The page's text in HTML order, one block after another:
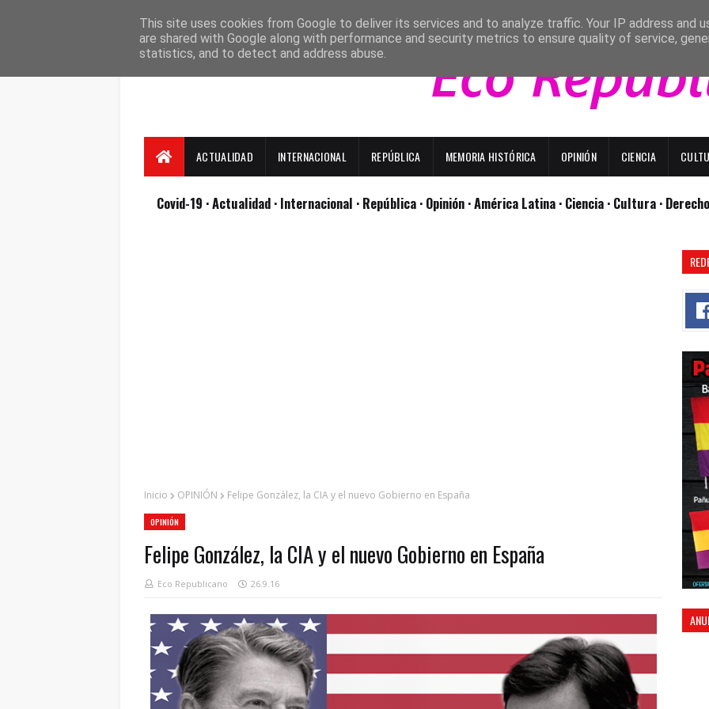
ACTUALIDAD INTERNACIONAL REPÚBLICA MEMORIA HISTÓRICA OPINIÓN CIENCIA
Covid-19 · Actualidad · Internacional · República · Opinión · América Latina · Ciencia · Cultura ·
Inicio OPINIÓN Felipe González, la CIA y el nuevo Gobierno en España
OPINIÓN
Felipe González, la CIA y el nuevo Gobierno en España
Eco Republicano 26.9.16
This site uses cookies from Google to deliver its services and to analyze traffic. Your IP address and
are shared with Google along with performance and security metrics to ensure quality of service,
statistics, and to detect and address abuse.